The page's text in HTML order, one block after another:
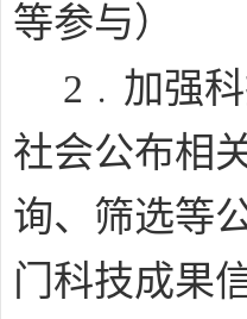
等参与）
2 ﹒ 加强
社会公布相
询、筛选等
门科技成果